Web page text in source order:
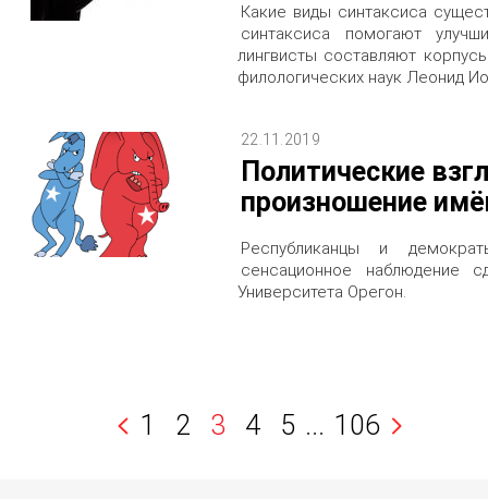
Какие виды синтаксиса
синтаксиса помогают
лингвисты составляют
филологических наук Леонид
22.11.2019
Политические
произношение
Республиканцы и
сенсационное наблюдение
Университета Орегон.
1 2 3 4 5 ... 106